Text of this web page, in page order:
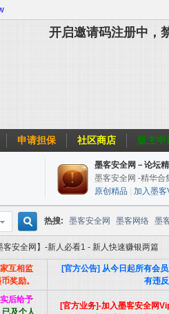
开启邀请码注册中，
申请担保 社区商店 版主申
墨客安全网－论坛
墨客安全网 -精华合
原创精品 |加入墨客
搜
索
热搜: 墨客安全网 墨客网络 墨
web安全
客安全网】-新人必看1 - 新人快速赚银两篇
互相监
奖励。
[官方公告] 从今日起所有会
有违
后给予
及个人
[官方业务]-加入墨客安全网